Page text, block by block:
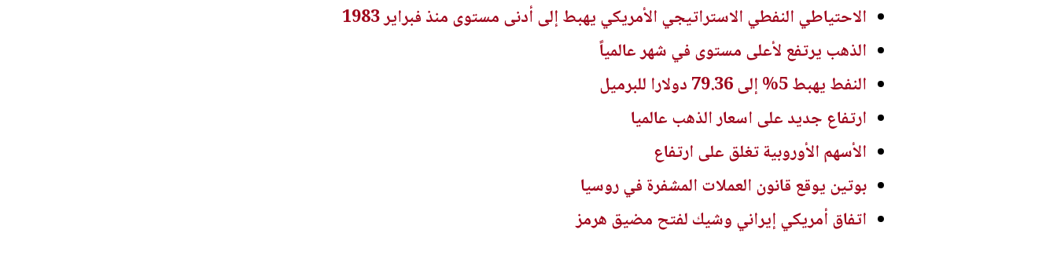
الاحتياطي النفطي الاستراتيجي الأمريكي يهبط إلى أدنى مستوى منذ فبراير 1983
الذهب يرتفع لأعلى مستوى في شهر عالمياً
النفط يهبط 5% إلى 79.36 دولارا للبرميل
ارتفاع جديد على اسعار الذهب عالميا
الأسهم الأوروبية تغلق على ارتفاع
بوتين يوقع قانون العملات المشفرة في روسيا
اتفاق أمريكي إيراني وشيك لفتح مضيق هرمز